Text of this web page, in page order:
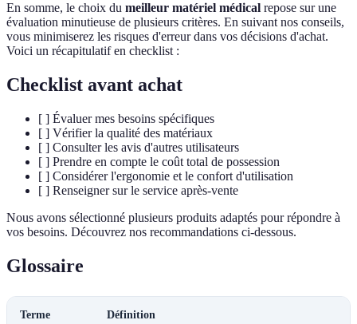
En somme, le choix du meilleur matériel médical repose sur une
évaluation minutieuse de plusieurs critères. En suivant nos conseils,
vous minimiserez les risques d'erreur dans vos décisions d'achat.
Voici un récapitulatif en checklist :
Checklist avant achat
[ ] Évaluer mes besoins spécifiques
[ ] Vérifier la qualité des matériaux
[ ] Consulter les avis d'autres utilisateurs
[ ] Prendre en compte le coût total de possession
[ ] Considérer l'ergonomie et le confort d'utilisation
[ ] Renseigner sur le service après-vente
Nous avons sélectionné plusieurs produits adaptés pour répondre à
vos besoins. Découvrez nos recommandations ci-dessous.
Glossaire
Terme Définition